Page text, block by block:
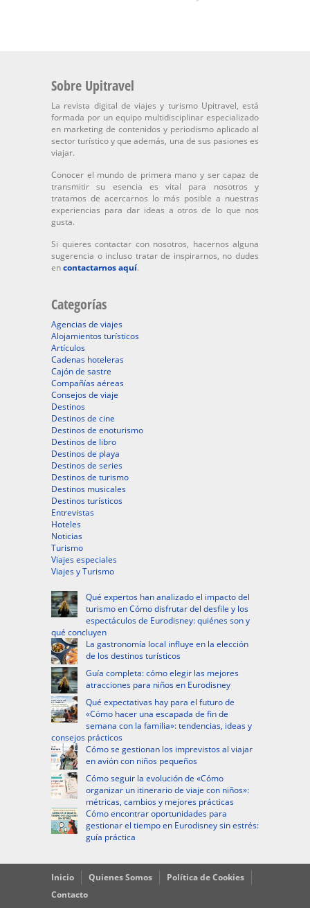
Sobre Upitravel
La revista digital de viajes y turismo Upitravel, está
formada por un equipo multidisciplinar especializado
en marketing de contenidos y periodismo aplicado al
sector turístico y que además, una de sus pasiones es
viajar.
Conocer el mundo de primera mano y ser capaz de
transmitir su esencia es vital para nosotros y
tratamos de acercarnos lo más posible a nuestras
experiencias para dar ideas a otros de lo que nos
gusta.
Si quieres contactar con nosotros, hacernos alguna
sugerencia o incluso tratar de inspirarnos, no dudes
encontactarnos aquí.
Categorías
Agencias de viajes
Alojamientos turísticos
Artículos
Cadenas hoteleras
Cajón de sastre
Compañías aéreas
Consejos de viaje
Destinos
Destinos de cine
Destinos de enoturismo
Destinos de libro
Destinos de playa
Destinos de series
Destinos de turismo
Destinos musicales
Destinos turísticos
Entrevistas
Hoteles
Noticias
Turismo
Viajes especiales
Viajes y Turismo
Qué expertos han analizado el impacto del
turismo en Cómo disfrutar del desfile y los
espectáculos de Eurodisney: quiénes son y
qué concluyen
La gastronomía local influye en la elección
de los destinos turísticos
Guía completa: cómo elegir las mejores
atracciones para niños en Eurodisney
Qué expectativas hay para el futuro de
«Cómo hacer una escapada de fin de
semana con la familia»: tendencias, ideas y
consejos prácticos
Cómo se gestionan los imprevistos al viajar
en avión con niños pequeños
Cómo seguir la evolución de «Cómo
organizar un itinerario de viaje con niños»:
métricas, cambios y mejores prácticas
Cómo encontrar oportunidades para
gestionar el tiempo en Eurodisney sin estrés:
guía práctica
Inicio Quienes Somos
Política de Cookies
Contacto